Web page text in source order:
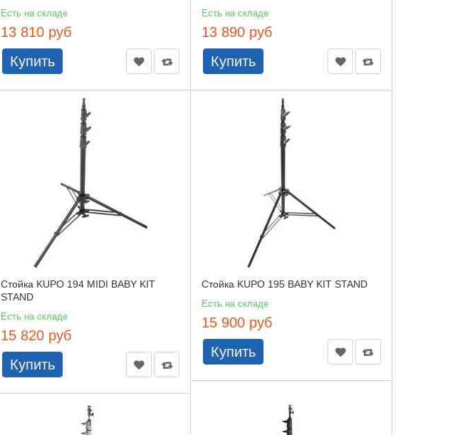
Есть на складе
13 810 руб
Купить
Есть на складе
13 890 руб
Купить
Стойка KUPO 194 MIDI BABY KIT
STAND
Есть на складе
15 820 руб
Купить
Стойка KUPO 195 BABY KIT STAND
Есть на складе
15 900 руб
Купить